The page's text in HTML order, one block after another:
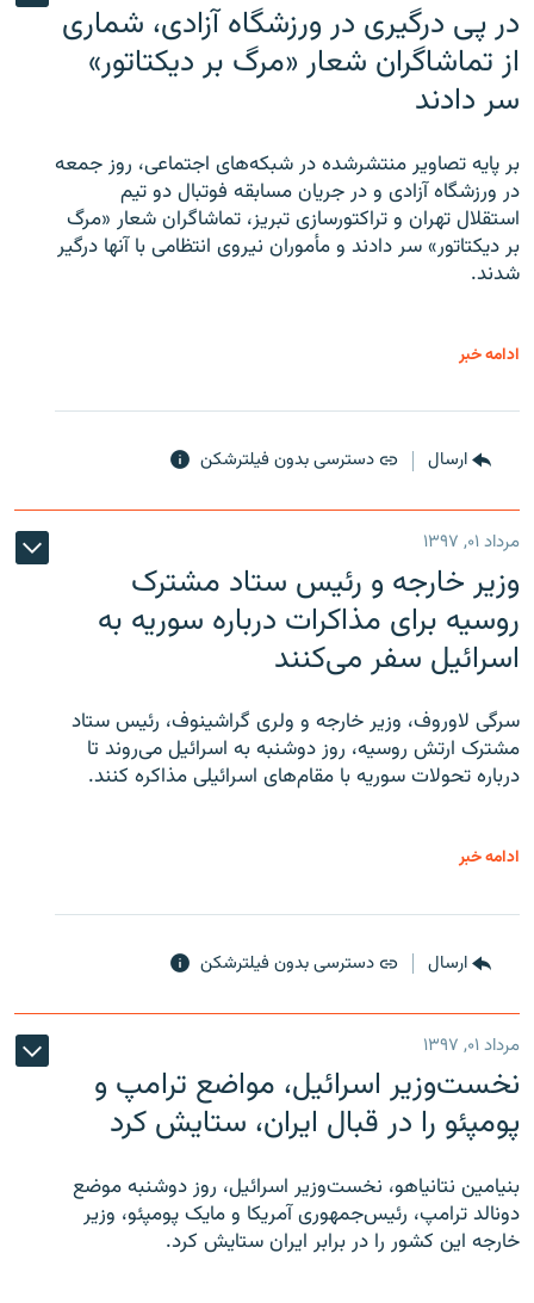
در پی درگیری در ورزشگاه آزادی، شماری
از تماشاگران شعار «مرگ بر دیکتاتور»
سر دادند
بر پایه تصاویر منتشرشده در شبکه‌های اجتماعی، روز جمعه
در ورزشگاه آزادی و در جریان مسابقه فوتبال دو تیم
استقلال تهران و تراکتورسازی تبریز، تماشاگران شعار «مرگ
بر دیکتاتور» سر دادند و مأموران نیروی انتظامی با آنها درگیر
شدند.
ادامه خبر
ارسال دسترسی بدون فیلترشکن
مرداد ۰۱, ۱۳۹۷
وزیر خارجه و رئیس‌ ستاد مشترک
روسیه برای مذاکرات درباره سوریه به
اسرائیل سفر می‌کنند
سرگی لاوروف، وزیر خارجه و ولری گراشینوف، رئیس ستاد
مشترک ارتش روسیه، روز دوشنبه به اسرائیل می‌روند تا
درباره تحولات سوریه با مقام‌های اسرائیلی مذاکره کنند.
ادامه خبر
ارسال دسترسی بدون فیلترشکن
مرداد ۰۱, ۱۳۹۷
نخست‌وزیر اسرائیل، مواضع ترامپ و
پومپئو را در قبال ایران، ستایش کرد
بنیامین نتانیاهو، نخست‌وزیر اسرائیل، روز دوشنبه موضع
دونالد ترامپ، رئیس‌جمهوری آمریکا و مایک پومپئو، وزیر
خارجه این کشور را در برابر ایران ستایش کرد.